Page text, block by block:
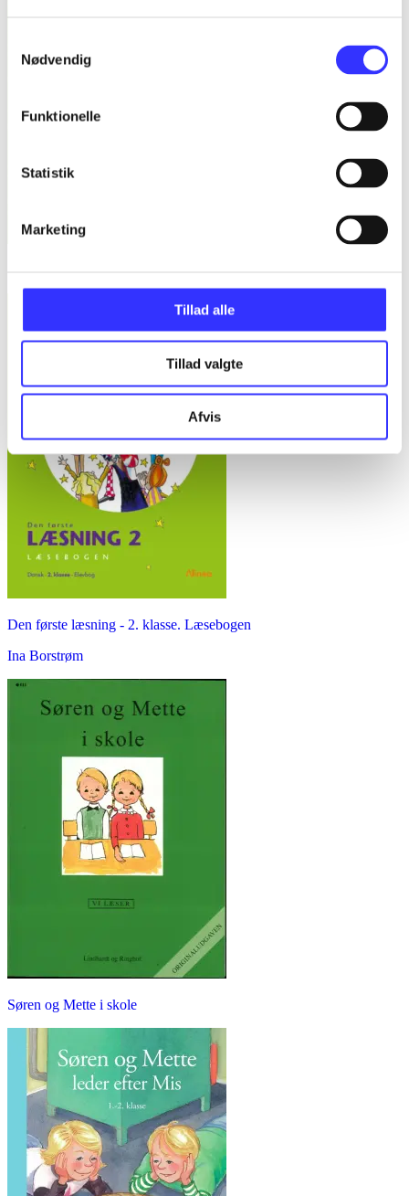
Nødvendig
Funktionelle
Statistik
Marketing
Tillad alle
Tillad valgte
Afvis
Den første læsning - 2. klasse. Læsebogen
Ina Borstrøm
Søren og Mette i skole